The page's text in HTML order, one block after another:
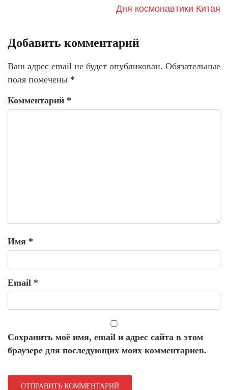
Дня космонавтики Китая
Добавить комментарий
Ваш адрес email не будет опубликован. Обязательные
поля помечены *
Комментарий *
Имя *
Email *
Сохранить моё имя, email и адрес сайта в этом
браузере для последующих моих комментариев.